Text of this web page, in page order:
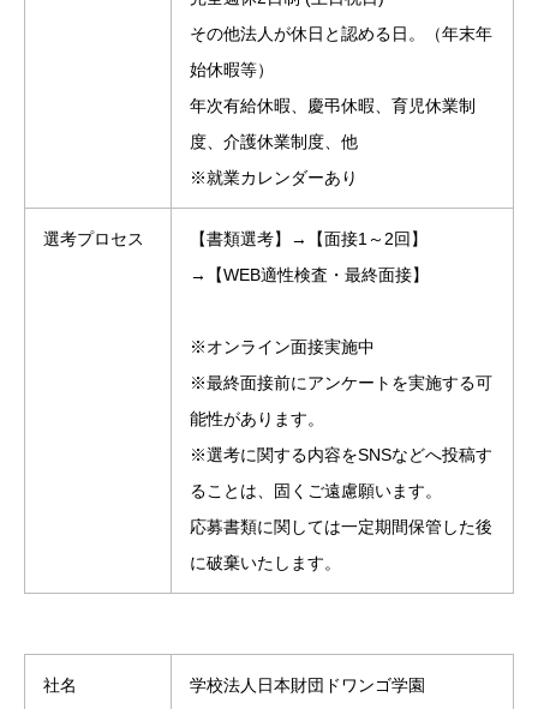
その他法人が休日と認める日。（年末年
始休暇等）
年次有給休暇、慶弔休暇、育児休業制
度、介護休業制度、他
※就業カレンダーあり
選考プロセス
【書類選考】→【面接1～2回】
→【WEB適性検査・最終面接】
※オンライン面接実施中
※最終面接前にアンケートを実施する可
能性があります。
※選考に関する内容をSNSなどへ投稿す
ることは、固くご遠慮願います。
応募書類に関しては一定期間保管した後
に破棄いたします。
社名 学校法人日本財団ドワンゴ学園